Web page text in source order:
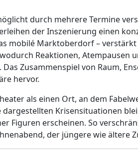
durch mehrere Termine
der Inszenierung einen
mobilé Marktoberdorf –
Reaktionen, Atempausen
Zusammenspiel von Raum,
hervor.
als einen Ort, an dem
Krisensituationen
Figuren erscheinen. So
der jüngere wie ältere